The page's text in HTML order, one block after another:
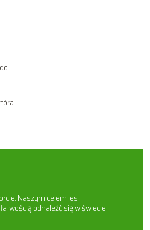
Naszym celem jest
odnaleźć się w świecie